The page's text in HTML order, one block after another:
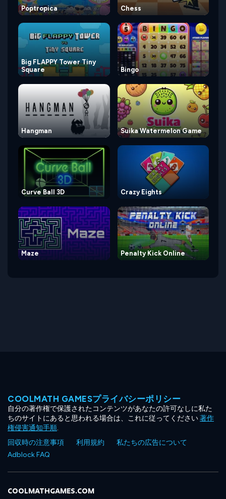
Poptropica Chess
Big FLAPPY Tower Tiny
Square
Bingo
Hangman Suika Watermelon Game
Curve Ball 3D Crazy Eights
Maze Penalty Kick Online
COOLMATH GAMESプライバシーポリシー
自分の著作権で保護されたコンテンツがあなたの許可なしに私た
ちのサイトにあると思われる場合は、これに従ってください著作
権侵害通知手順.
回収時の注意事項
利用規約
私たちの広告について
Adblock FAQ
COOLMATHGAMES.COM